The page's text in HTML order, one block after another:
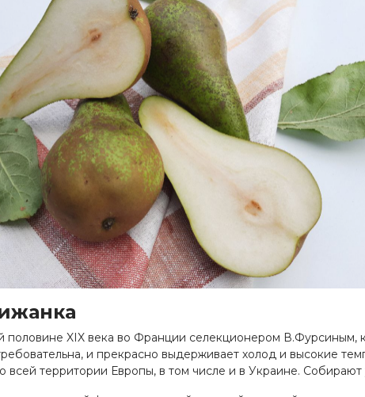
XIX века во Франции селекционером В.Фурсиным,
и прекрасно выдерживает холод и высокие
территории Европы, в том числе и в Украине.